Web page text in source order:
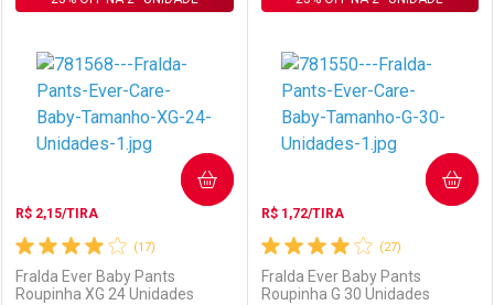
Laboratório
Por Menos Laboratório
Por Menos
(17)
R$ 2,15/TIRA
Fralda Ever Baby Pants
Roupinha XG 24 Unidades
COMPRAR
(27)
R$ 1,72/TIRA
Fralda Ever Baby Pants
Roupinha G 30 Unidades
COMPRAR